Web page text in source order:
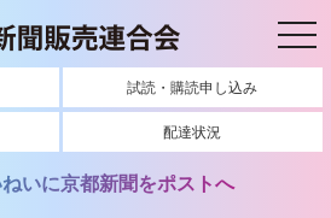
試読・購読申し込み
配達状況
いに京都新聞をポストへ